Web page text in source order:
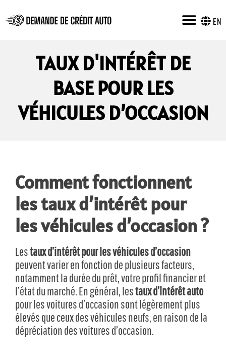
EN
TAUX D'INTÉRÊT DE
BASE POUR LES
VÉHICULES D’OCCASION
Comment fonctionnent
les taux d’intérêt pour
les véhicules d’occasion ?
Lestaux d’intérêt pour les véhicules d’occasion
peuvent varier en fonction de plusieurs facteurs,
notamment la durée du prêt, votre profil financier et
l’état du marché. En général, lestaux d’intérêt auto
pour les voitures d’occasion sont légèrement plus
élevés que ceux des véhicules neufs, en raison de la
dépréciation des voitures d’occasion.